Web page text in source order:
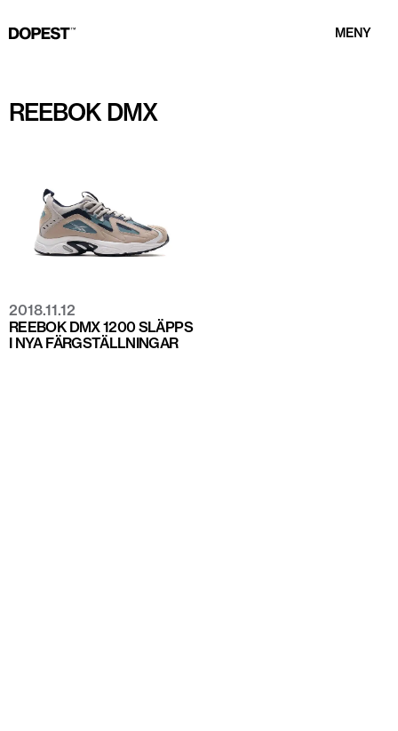
MENY
REEBOK DMX
2018.11.12
REEBOK DMX 1200 SLÄPPS
I NYA FÄRGSTÄLLNINGAR